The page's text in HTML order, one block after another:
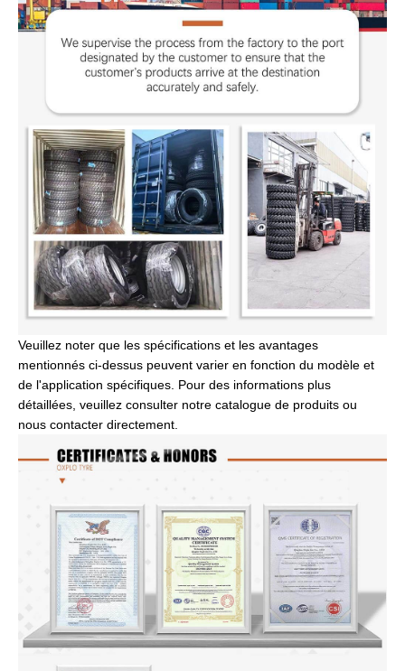
Veuillez noter que les spécifications et les avantages
mentionnés ci-dessus peuvent varier en fonction du modèle et
de l'application spécifiques. Pour des informations plus
détaillées, veuillez consulter notre catalogue de produits ou
nous contacter directement.